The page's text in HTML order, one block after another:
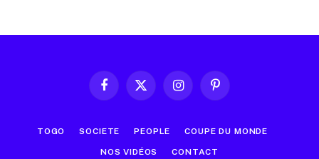
FacebookX
InstagramPinterest
TOGO SOCIETE PEOPLE COUPE DU MONDE
NOS VIDÉOS CONTACT